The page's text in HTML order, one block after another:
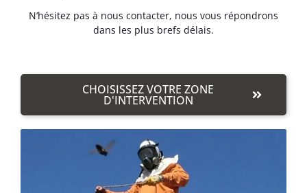
N’hésitez pas à nous contacter, nous vous répondrons
dans les plus brefs délais.
CHOISISSEZ VOTRE ZONE
D'INTERVENTION